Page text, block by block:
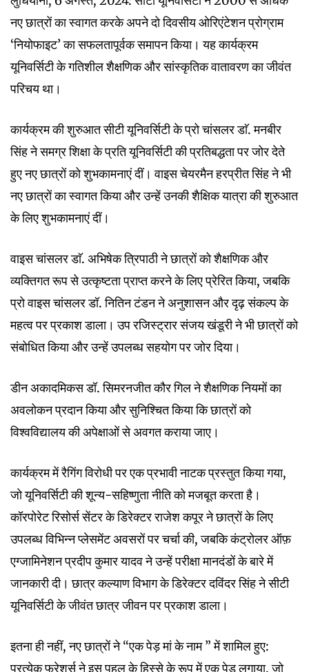
नए छात्रों का स्वागत करके अपने दो दिवसीय ओरिएंटेशन प्रोग्राम
‘नियोफाइट’ का सफलतापूर्वक समापन किया। यह कार्यक्रम
यूनिवर्सिटी के गतिशील शैक्षणिक और सांस्कृतिक वातावरण का जीवंत
परिचय था।
कार्यक्रम की शुरुआत सीटी यूनिवर्सिटी के प्रो चांसलर डाॅ. मनबीर
सिंह ने समग्र शिक्षा के प्रति यूनिवर्सिटी की प्रतिबद्धता पर जोर देते
हुए नए छात्रों को शुभकामनाएं दीं। वाइस चेयरमैन हरप्रीत सिंह ने भी
नए छात्रों का स्वागत किया और उन्हें उनकी शैक्षिक यात्रा की शुरुआत
के लिए शुभकामनाएं दीं।
वाइस चांसलर डाॅ. अभिषेक त्रिपाठी ने छात्रों को शैक्षणिक और
व्यक्तिगत रूप से उत्कृष्टता प्राप्त करने के लिए प्रेरित किया, जबकि
प्रो वाइस चांसलर डॉ. नितिन टंडन ने अनुशासन और दृढ़ संकल्प के
महत्व पर प्रकाश डाला। उप रजिस्ट्रार संजय खंडूरी ने भी छात्रों को
संबोधित किया और उन्हें उपलब्ध सहयोग पर जोर दिया।
डीन अकादमिकस डॉ. सिमरनजीत कौर गिल ने शैक्षणिक नियमों का
अवलोकन प्रदान किया और सुनिश्चित किया कि छात्रों को
विश्वविद्यालय की अपेक्षाओं से अवगत कराया जाए।
कार्यक्रम में रैगिंग विरोधी पर एक प्रभावी नाटक प्रस्तुत किया गया,
जो यूनिवर्सिटी की शून्य-सहिष्णुता नीति को मजबूत करता है।
कॉरपोरेट रिसोर्स सेंटर के डिरेक्टर राजेश कपूर ने छात्रों के लिए
उपलब्ध विभिन्न प्लेसमेंट अवसरों पर चर्चा की, जबकि कंट्रोलर ऑफ़
एग्जामिनेशन प्रदीप कुमार यादव ने उन्हें परीक्षा मानदंडों के बारे में
जानकारी दी। छात्र कल्याण विभाग के डिरेक्टर दविंदर सिंह ने सीटी
यूनिवर्सिटी के जीवंत छात्र जीवन पर प्रकाश डाला।
इतना ही नहीं, नए छात्रों ने “एक पेड़ मां के नाम ” में शामिल हुए:
प्रत्येक फ्रेशर्स ने इस पहल के हिस्से के रूप में एक पेड़ लगाया, जो